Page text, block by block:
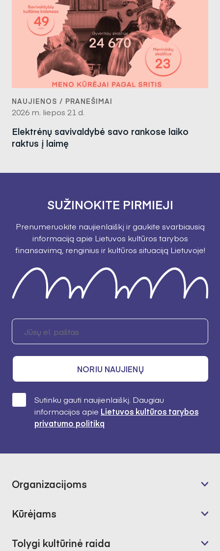
NAUJIENOS / PRANEŠIMAI
2026 m. liepos 21 d.
Elektrėnų savivaldybė savo rankose laiko
raktus į laimę
SUŽINOKITE PIRMIEJI
Prenumeruokite naujienlaiškį ir gaukite svarbiausią
informaciją apie Lietuvos kultūros tarybos
finansavimą, renginius ir kultūros situaciją Lietuvoje!
NORIU NAUJIENŲ
Sutinku gauti naujienlaiškį. Daugiau
informacijos apie Lietuvos kultūros tarybos
privatumo politiką
Organizacijoms
Kūrėjams
Tolygi kultūrinė raida